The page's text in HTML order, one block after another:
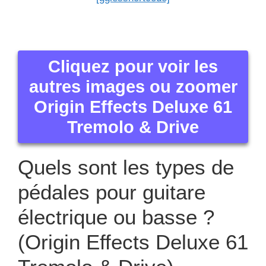
Cliquez pour voir les
autres images ou zoomer
Origin Effects Deluxe 61
Tremolo & Drive
Quels sont les types de
pédales pour guitare
électrique ou basse ?
(Origin Effects Deluxe 61